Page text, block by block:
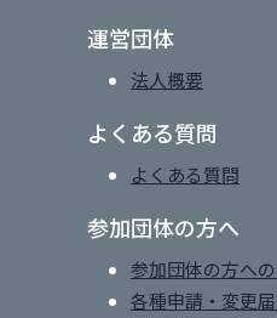
運営団体
法人概要
よくある質問
よくある質問
参加団体の方へ
参加団体の方へ
各種申請・変更